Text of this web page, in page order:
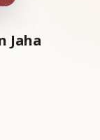
Jaha